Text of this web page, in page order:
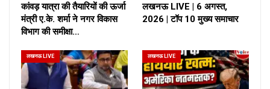
कांवड़ यात्रा की तैयारियों की ऊर्जा
मंत्री ए.के. शर्मा ने नगर विकास
विभाग की समीक्षा…
लखनऊ LIVE | 6 अगस्त,
2026 | टॉप 10 मुख्य समाचार
लखनऊ LIVE लखनऊ LIVE